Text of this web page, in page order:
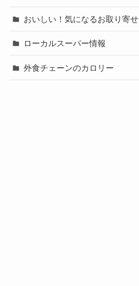
おいしい！気になるお取り寄せ
ローカルスーパー情報
外食チェーンのカロリー